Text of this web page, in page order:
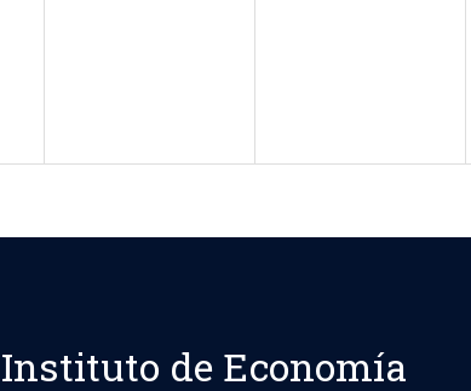
Instituto de Economía